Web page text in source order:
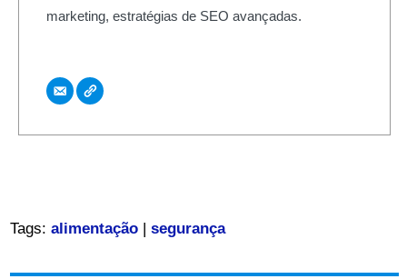
marketing, estratégias de SEO avançadas.
Tags: alimentação| segurança